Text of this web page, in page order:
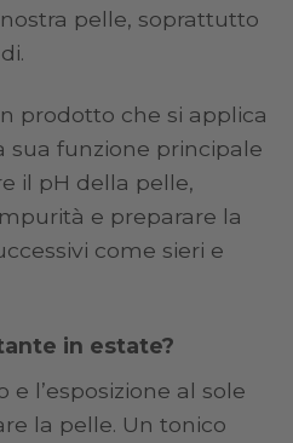
pelle, soprattutto
prodotto che si applica
sua funzione principale
il pH della pelle,
e preparare la
come sieri e
in estate?
e l’esposizione al sole
la pelle. Un tonico